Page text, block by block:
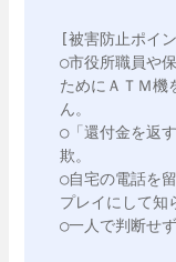
[被害防止ポイ
○市役所職員や
ためにＡＴＭ機
ん。
○「還付金を返
欺。
○自宅の電話を
プレイにして知
○一人で判断せ